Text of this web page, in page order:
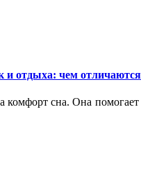
и отдыха: чем
комфорт сна. Она